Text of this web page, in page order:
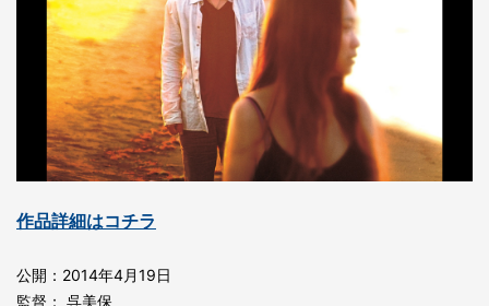
作品詳細はコチラ
公開：2014年4月19日
監督： 呉美保